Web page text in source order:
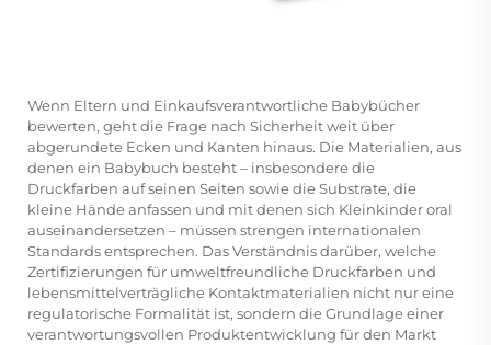
Wenn Eltern und Einkaufsverantwortliche Babybücher
bewerten, geht die Frage nach Sicherheit weit über
abgerundete Ecken und Kanten hinaus. Die Materialien, aus
denen ein Babybuch besteht – insbesondere die
Druckfarben auf seinen Seiten sowie die Substrate, die
kleine Hände anfassen und mit denen sich Kleinkinder oral
auseinandersetzen – müssen strengen internationalen
Standards entsprechen. Das Verständnis darüber, welche
Zertifizierungen für umweltfreundliche Druckfarben und
lebensmittelverträgliche Kontaktmaterialien nicht nur eine
regulatorische Formalität ist, sondern die Grundlage einer
verantwortungsvollen Produktentwicklung für den Markt